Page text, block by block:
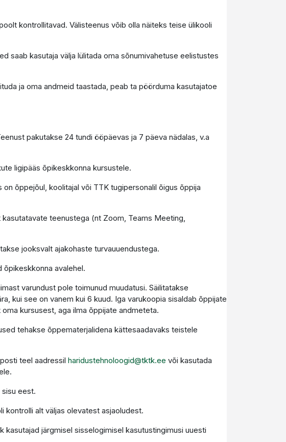
kontrollitavad. Välisteenus võib olla näiteks teise ülikooli
saab kasutaja välja lülitada oma sõnumivahetuse eelistustes
ja oma andmeid taastada, peab ta pöörduma kasutajatoe
pakutakse 24 tundi ööpäevas ja 7 päeva nädalas, v.a
ligipääs õpikeskkonna kursustele.
õppejõul, koolitajal või TTK tugipersonalil õigus õppija
teenustega (nt Zoom, Teams Meeting,
jooksvalt ajakohaste turvauuendustega.
õpikeskkonna avalehel.
varundust pole toimunud muudatusi. Säilitatakse
kui see on vanem kui 6 kuud. Iga varukoopia sisaldab õppijate
kursusest, aga ilma õppijate andmeteta.
tehakse õppematerjalidena kättesaadavaks teistele
teel aadressil haridustehnoloogid@tktk.ee või kasutada
eest.
kontrolli alt väljas olevatest asjaoludest.
järgmisel sisselogimisel kasutustingimusi uuesti